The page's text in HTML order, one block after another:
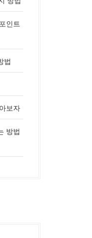
인트
법
보자
방법